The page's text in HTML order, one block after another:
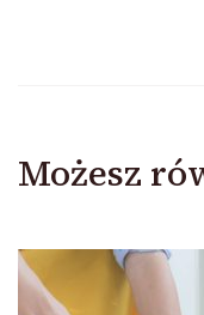
Możesz